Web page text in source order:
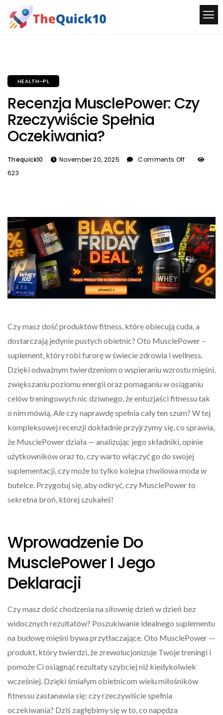
HEALTH-PL
Recenzja MusclePower: Czy
Rzeczywiście Spełnia
Oczekiwania?
Thequick10 November 20, 2025
Comments Off
623
Czy masz dość produktów fitness, które obiecują cuda, a
dostarczają jedynie pustych obietnic? Oto MusclePower –
suplement, który robi furorę w świecie zdrowia i wellness.
Dzięki odważnym twierdzeniom o wspieraniu wzrostu mięśni,
zwiększaniu poziomu energii oraz pomaganiu w osiąganiu
celów treningowych nic dziwnego, że entuzjaści fitnessu tak
o nim mówią. Ale czy naprawdę spełnia cały ten szum? W tej
kompleksowej recenzji dokładnie przyjrzymy się, co sprawia,
że MusclePower działa — analizując jego składniki, opinie
użytkowników oraz to, czy warto włączyć go do swojej
suplementacji, czy może to tylko kolejna chwilowa moda w
butelce. Przygotuj się, aby odkryć, czy MusclePower to
sekretna broń, której szukałeś!
Wprowadzenie Do
MusclePower I Jego
Deklaracji
Czy masz dość chodzenia na siłownię dzień w dzień bez
widocznych rezultatów? Poszukiwanie idealnego suplementu
na budowę mięśni bywa przytłaczające. Oto MusclePower —
produkt, który twierdzi, że zrewolucjonizuje Twoje treningi i
pomoże Ci osiągnąć rezultaty szybciej niż kiedykolwiek
wcześniej. Dzięki śmiałym obietnicom wielu miłośników
fitnessu zastanawia się: czy rzeczywiście spełnia
oczekiwania? Dziś zagłębimy się w to, co napędza